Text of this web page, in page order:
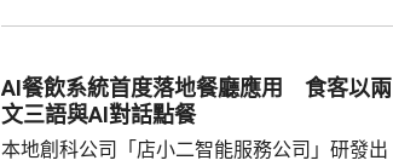
AI餐飲系統首度落地餐廳應用 食客以兩
文三語與AI對話點餐
本地創科公司「店小二智能服務公司」研發出